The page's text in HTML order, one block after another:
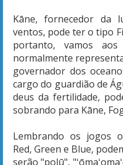
Kāne, fornecedor da
ventos, pode ter o tipo
portanto, vamos aos
normalmente
governador dos
cargo do guardião de
deus da fertilidade,
sobrando para Kāne,
Lembrando os jogos
Red, Green e Blue,
serão "polū", "